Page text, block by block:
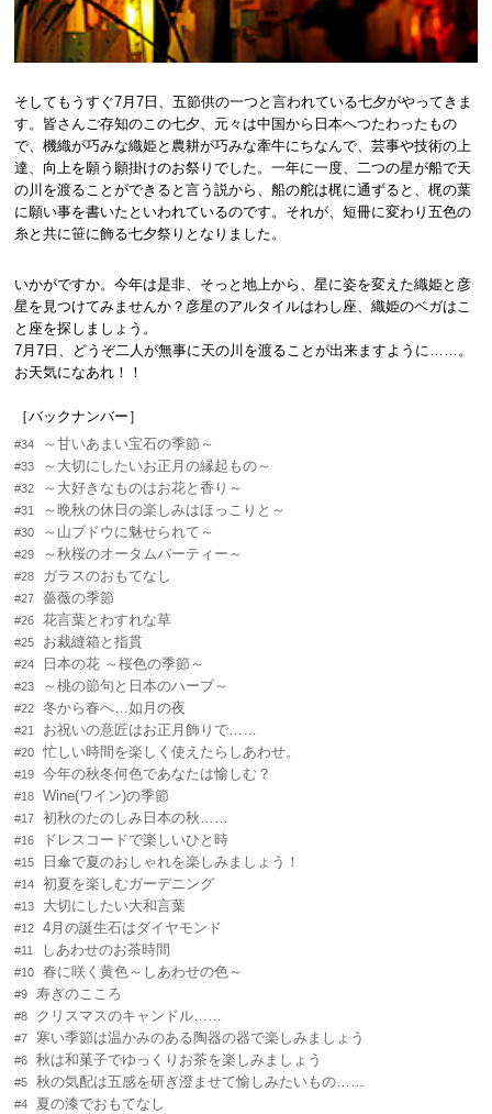
そしてもうすぐ7月7日、五節供の一つと言われている七夕がやってきま
す。皆さんご存知のこの七夕、元々は中国から日本へつたわったもの
で、機織が巧みな織姫と農耕が巧みな牽牛にちなんで、芸事や技術の上
達、向上を願う願掛けのお祭りでした。一年に一度、二つの星が船で天
の川を渡ることができると言う説から、船の舵は梶に通ずると、梶の葉
に願い事を書いたといわれているのです。それが、短冊に変わり五色の
糸と共に笹に飾る七夕祭りとなりました。
いかがですか。今年は是非、そっと地上から、星に姿を変えた織姫と彦
星を見つけてみませんか？彦星のアルタイルはわし座、織姫のベガはこ
と座を探しましょう。
7月7日、どうぞ二人が無事に天の川を渡ることが出来ますように……。
お天気になあれ！！
［バックナンバー］
#34 ～甘いあまい宝石の季節～
#33 ～大切にしたいお正月の縁起もの～
#32 ～大好きなものはお花と香り～
#31 ～晩秋の休日の楽しみはほっこりと～
#30 ～山ブドウに魅せられて～
#29 ～秋桜のオータムパーティー～
#28 ガラスのおもてなし
#27 薔薇の季節
#26 花言葉とわすれな草
#25 お裁縫箱と指貫
#24 日本の花 ～桜色の季節～
#23 ～桃の節句と日本のハーブ～
#22 冬から春へ…如月の夜
#21 お祝いの意匠はお正月飾りで……
#20 忙しい時間を楽しく使えたらしあわせ。
#19 今年の秋冬何色であなたは愉しむ？
#18 Wine(ワイン)の季節
#17 初秋のたのしみ日本の秋……
#16 ドレスコードで楽しいひと時
#15 日傘で夏のおしゃれを楽しみましょう！
#14 初夏を楽しむガーデニング
#13 大切にしたい大和言葉
#12 4月の誕生石はダイヤモンド
#11 しあわせのお茶時間
#10 春に咲く黄色～しあわせの色～
#9 寿ぎのこころ
#8 クリスマスのキャンドル……
#7 寒い季節は温かみのある陶器の器で楽しみましょう
#6 秋は和菓子でゆっくりお茶を楽しみましょう
#5 秋の気配は五感を研ぎ澄ませて愉しみたいもの……
#4 夏の漆でおもてなし